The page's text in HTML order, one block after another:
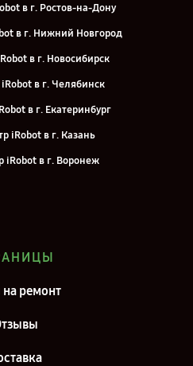
в г. Ростов-на-Дону
в г. Нижний Новгород
в г. Новосибирск
в г. Челябинск
в г. Екатеринбург
iRobot в г. Казань
iRobot в г. Воронеж
в г. Санкт-Петербург
ремонт